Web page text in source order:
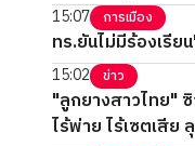
15:07 การเมือง
ทร.ยันไม่มีร้องเรี
15:02 ข่าว
"ลูกยางสาวไทย"
ไร้พ่าย ไร้เซตเสีย